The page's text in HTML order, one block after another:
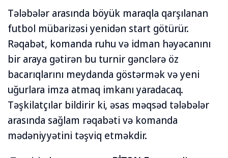
Tələbələr arasında böyük maraqla qarşılanan
futbol mübarizəsi yenidən start götürür.
Rəqabət, komanda ruhu və idman həyəcanını
bir araya gətirən bu turnir gənclərə öz
bacarıqlarını meydanda göstərmək və yeni
uğurlara imza atmaq imkanı yaradacaq.
Təşkilatçılar bildirir ki, əsas məqsəd tələbələr
arasında sağlam rəqabəti və komanda
mədəniyyətini təşviq etməkdir.